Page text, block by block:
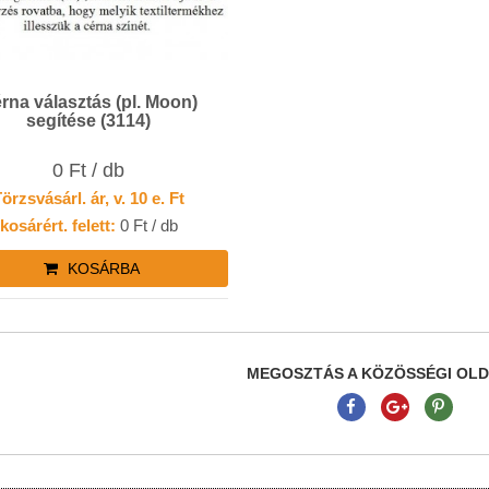
választás (pl. Moon)
segítése (3114)
0 Ft / db
ár, v. 10 e. Ft
kosárért. felett: 0 Ft / db
KOSÁRBA
MEGOSZTÁS A KÖZÖSSÉGI